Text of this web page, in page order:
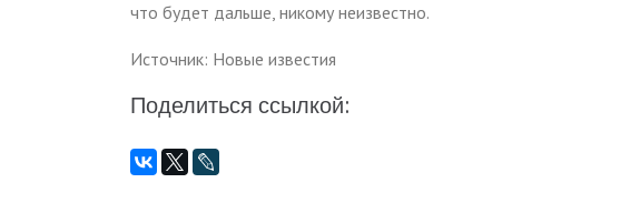
что будет дальше, никому неизвестно.
Источник: Новые известия
Поделиться ссылкой: